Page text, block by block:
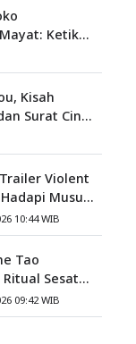
Ketika
Menjadi
Kisah
Surat Cinta
Hati
Violent
Musuh
10:44 WIB
Tao
Sesat
Misteri
09:42 WIB